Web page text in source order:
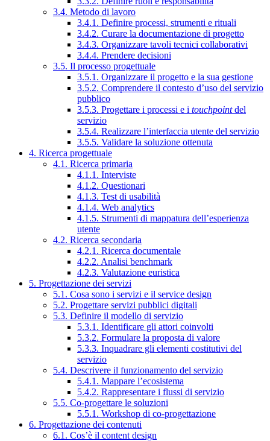
3.4. Metodo di lavoro
3.4.1. Definire processi, strumenti e rituali
3.4.2. Curare la documentazione di progetto
3.4.3. Organizzare tavoli tecnici collaborativi
3.4.4. Prendere decisioni
3.5. Il processo progettuale
3.5.1. Organizzare il progetto e la sua gestione
3.5.2. Comprendere il contesto d’uso del servizio
pubblico
3.5.3. Progettare i processi e i touchpointdel
servizio
3.5.4. Realizzare l’interfaccia utente del servizio
3.5.5. Validare la soluzione ottenuta
4. Ricerca progettuale
4.1. Ricerca primaria
4.1.1. Interviste
4.1.2. Questionari
4.1.3. Test di usabilità
4.1.4. Web analytics
4.1.5. Strumenti di mappatura dell’esperienza
utente
4.2. Ricerca secondaria
4.2.1. Ricerca documentale
4.2.2. Analisi benchmark
4.2.3. Valutazione euristica
5. Progettazione dei servizi
5.1. Cosa sono i servizi e il service design
5.2. Progettare servizi pubblici digitali
5.3. Definire il modello di servizio
5.3.1. Identificare gli attori coinvolti
5.3.2. Formulare la proposta di valore
5.3.3. Inquadrare gli elementi costitutivi del
servizio
5.4. Descrivere il funzionamento del servizio
5.4.1. Mappare l’ecosistema
5.4.2. Rappresentare i flussi di servizio
5.5. Co-progettare le soluzioni
5.5.1. Workshop di co-progettazione
6. Progettazione dei contenuti
6.1. Cos’è il content design